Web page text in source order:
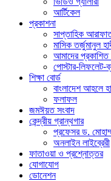
আর্টিকেল
প্রকাশনা
সাপ্তাহিক
মাসিক তর্জুমানুল
আমাদের
পোস্টার-লিফলেট-
শিক্ষা বোর্ড
বাংলাদেশ আহলে
ফলাফল
জমঈয়ত সংবাদ
কেন্দ্রীয় গ্রান্থগার
প্রফেসর ড.
অনলাইন লাইব্রেরী
ফাতাওয়া ও প্রশ্নোত্তর
যোগাযোগ
ডোনেশন